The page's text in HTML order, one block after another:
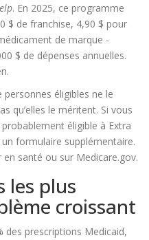
. En 2025, ce programme
$ de franchise, 4,90 $ pour
de marque -
$ de dépenses annuelles.
éligibles ne le
qu’elles le méritent. Si vous
éligible à Extra
formulaire supplémentaire.
santé ou sur Medicare.gov.
les plus
croissant
des prescriptions Medicaid,